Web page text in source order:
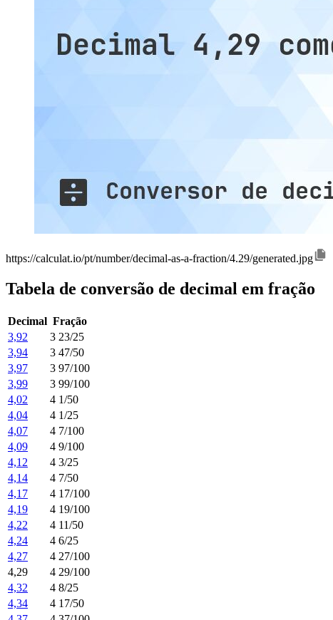
https://calculat.io/pt/number/decimal-as-a-fraction/4.29/generated.jpg
Tabela de conversão de decimal em fração
Decimal Fração
3,92
3 23/25
3,94
3 47/50
3,97
3 97/100
3,99
3 99/100
4,02
4 1/50
4,04
4 1/25
4,07
4 7/100
4,09
4 9/100
4,12
4 3/25
4,14
4 7/50
4,17
4 17/100
4,19
4 19/100
4,22
4 11/50
4,24
4 6/25
4,27
4 27/100
4,29
4 29/100
4,32
4 8/25
4,34
4 17/50